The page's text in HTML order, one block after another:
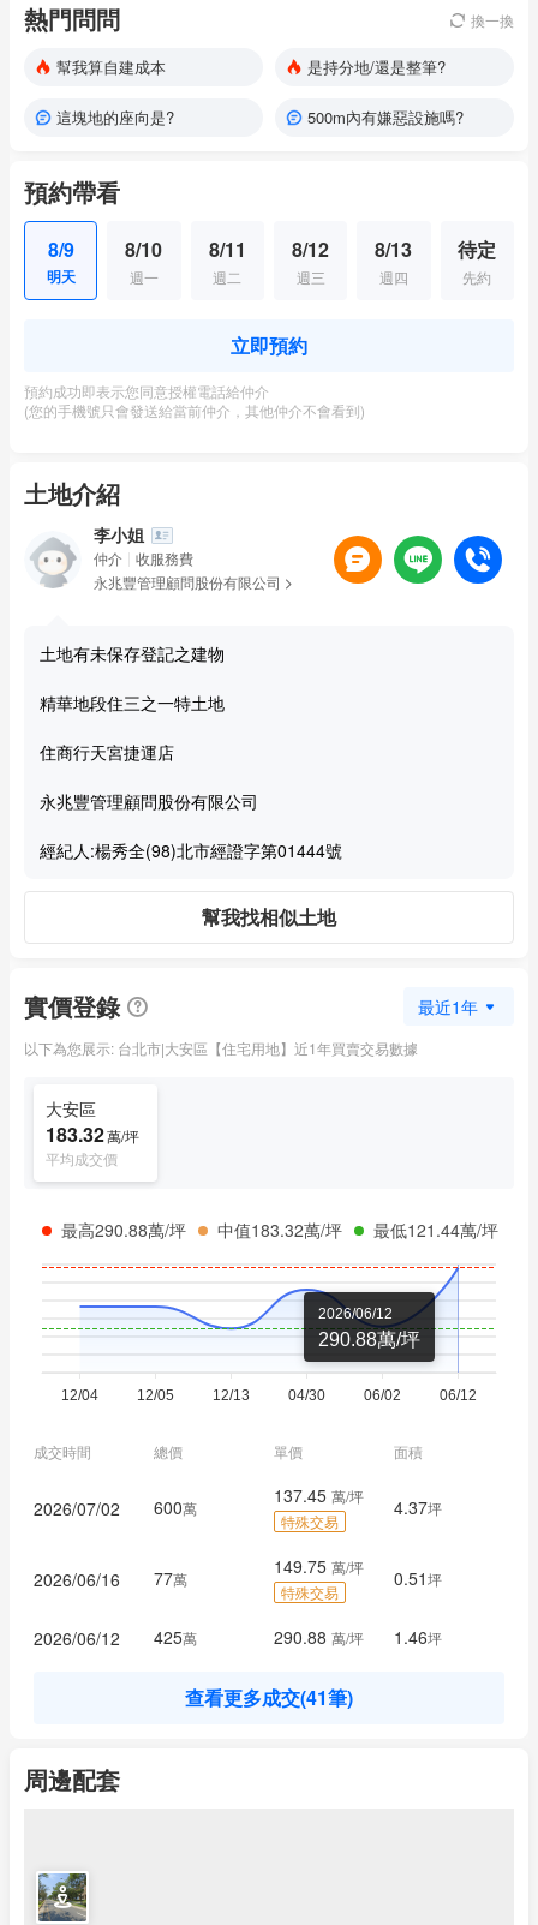
熱門問問 換一換
幫我算自建成本 是持分地/還是整筆?
這塊地的座向是? 500m內有嫌惡設施嗎?
預約帶看
8/9
明天
8/10
週一
8/11
週二
8/12
週三
8/13
週四
待定
先約
立即預約
預約成功即表示您同意授權電話給仲介
(您的手機號只會發送給當前仲介，其他仲介不會看到)
土地介紹
李小姐
仲介
收服務費
永兆豐管理顧問股份有限公司
土地有未保存登記之建物
精華地段住三之一特土地
住商行天宮捷運店
永兆豐管理顧問股份有限公司
經紀人:楊秀全(98)北市經證字第01444號
幫我找相似土地
實價登錄 最近1年
以下為您展示: 台北市|大安區【住宅用地】近1年買賣交易數據
大安區
183.32萬/坪
平均成交價
最高290.88萬/坪 中值183.32萬/坪 最低121.44萬/坪
2026/06/12
290.88萬/坪
成交時間 總價 單價 面積
2026/07/02 600萬
137.45 萬/坪
特殊交易
4.37坪
2026/06/16 77萬
149.75 萬/坪
特殊交易
0.51坪
2026/06/12 425萬 290.88 萬/坪 1.46坪
查看更多成交(41筆)
周邊配套